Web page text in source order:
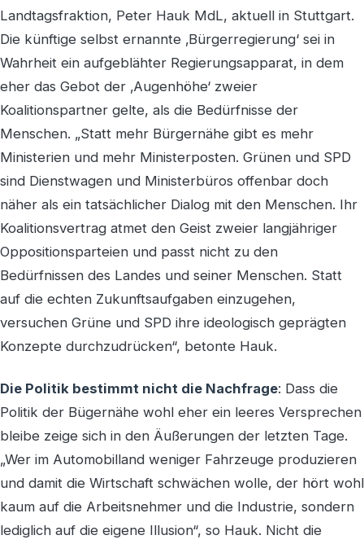
Landtagsfraktion, Peter Hauk MdL, aktuell in Stuttgart.
Die künftige selbst ernannte ‚Bürgerregierung‘ sei in
Wahrheit ein aufgeblähter Regierungsapparat, in dem
eher das Gebot der ‚Augenhöhe‘ zweier
Koalitionspartner gelte, als die Bedürfnisse der
Menschen. „Statt mehr Bürgernähe gibt es mehr
Ministerien und mehr Ministerposten. Grünen und SPD
sind Dienstwagen und Ministerbüros offenbar doch
näher als ein tatsächlicher Dialog mit den Menschen. Ihr
Koalitionsvertrag atmet den Geist zweier langjähriger
Oppositionsparteien und passt nicht zu den
Bedürfnissen des Landes und seiner Menschen. Statt
auf die echten Zukunftsaufgaben einzugehen,
versuchen Grüne und SPD ihre ideologisch geprägten
Konzepte durchzudrücken“, betonte Hauk.
Die Politik bestimmt nicht die Nachfrage: Dass die
Politik der Bügernähe wohl eher ein leeres Versprechen
bleibe zeige sich in den Äußerungen der letzten Tage.
„Wer im Automobilland weniger Fahrzeuge produzieren
und damit die Wirtschaft schwächen wolle, der hört wohl
kaum auf die Arbeitsnehmer und die Industrie, sondern
lediglich auf die eigene Illusion“, so Hauk. Nicht die